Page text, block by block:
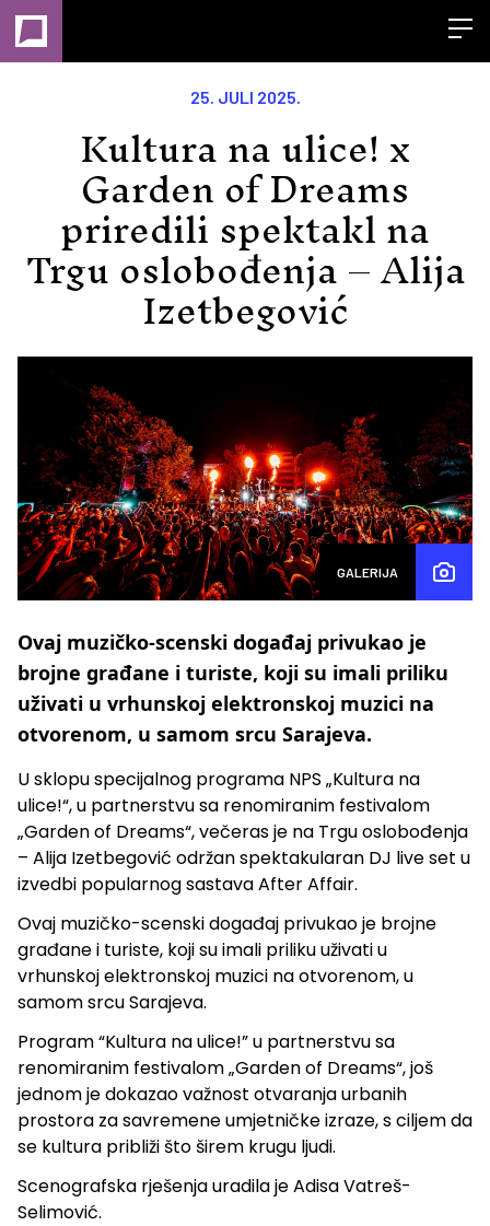
25. JULI 2025.
Kultura na ulice! x
Garden of Dreams
priredili spektakl na
Trgu oslobođenja – Alija
Izetbegović
GALERIJA
Ovaj muzičko-scenski događaj privukao je
brojne građane i turiste, koji su imali priliku
uživati u vrhunskoj elektronskoj muzici na
otvorenom, u samom srcu Sarajeva.
U sklopu specijalnog programa NPS „Kultura na
ulice!“, u partnerstvu sa renomiranim festivalom
„Garden of Dreams“, večeras je na Trgu oslobođenja
– Alija Izetbegović održan spektakularan DJ live set u
izvedbi popularnog sastava After Affair.
Ovaj muzičko-scenski događaj privukao je brojne
građane i turiste, koji su imali priliku uživati u
vrhunskoj elektronskoj muzici na otvorenom, u
samom srcu Sarajeva.
Program “Kultura na ulice!” u partnerstvu sa
renomiranim festivalom „Garden of Dreams“, još
jednom je dokazao važnost otvaranja urbanih
prostora za savremene umjetničke izraze, s ciljem da
se kultura približi što širem krugu ljudi.
Scenografska rješenja uradila je Adisa Vatreš-
Selimović.